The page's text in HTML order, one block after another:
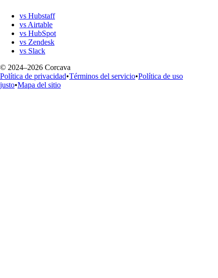
vs Hubstaff
vs Airtable
vs HubSpot
vs Zendesk
vs Slack
© 2024–2026 Corcava
Política de privacidad•Términos del servicio•Política de uso
justo•Mapa del sitio